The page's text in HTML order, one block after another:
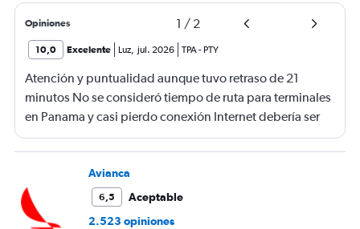
Opiniones 1 / 2
10,0 Excelente Luz, jul. 2026 TPA- PTY
Atención y puntualidad aunque tuvo retraso de 21
minutos No se consideró tiempo de ruta para terminales
en Panama y casi pierdo conexión Internet debería ser
gratis
Avianca
6,5
Aceptable
2.523 opiniones